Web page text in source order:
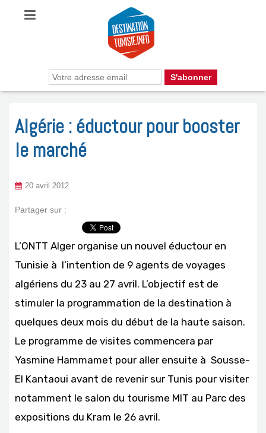
Algérie : éductour pour booster
le marché
20 avril 2012
Partager sur :
L’ONTT Alger organise un nouvel éductour en
Tunisie à l’intention de 9 agents de voyages
algériens du 23 au 27 avril. L’objectif est de
stimuler la programmation de la destination à
quelques deux mois du début de la haute saison.
Le programme de visites commencera par
Yasmine Hammamet pour aller ensuite à Sousse-
El Kantaoui avant de revenir sur Tunis pour visiter
notamment le salon du tourisme MIT au Parc des
expositions du Kram le 26 avril.